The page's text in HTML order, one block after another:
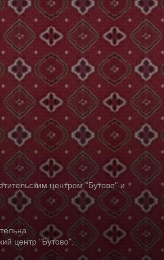
центром "Бутово" и
центр "Бутово".